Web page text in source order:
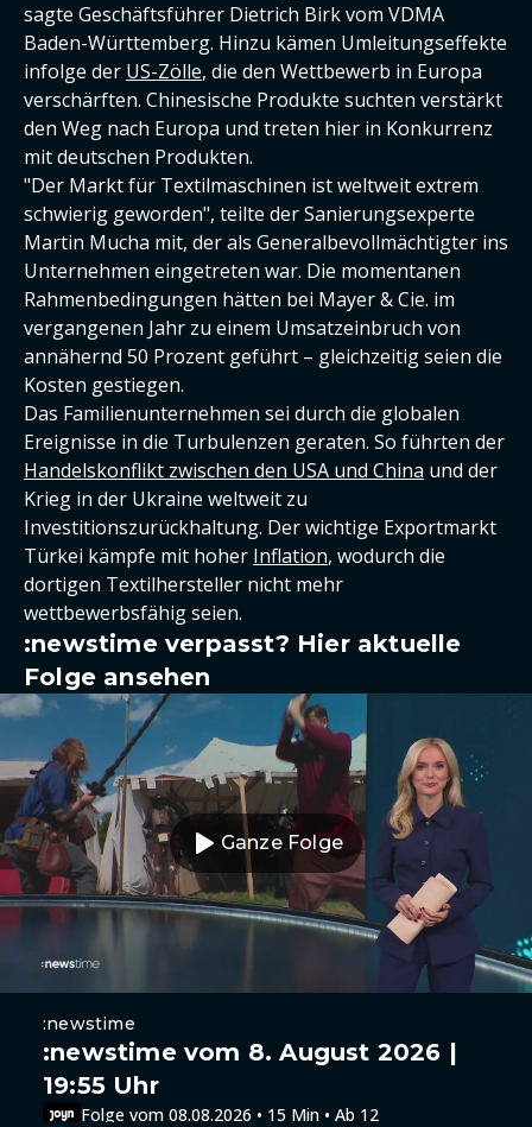
sagte Geschäftsführer Dietrich Birk vom VDMA
Baden-Württemberg. Hinzu kämen Umleitungseffekte
infolge der US-Zölle, die den Wettbewerb in Europa
verschärften. Chinesische Produkte suchten verstärkt
den Weg nach Europa und treten hier in Konkurrenz
mit deutschen Produkten.
"Der Markt für Textilmaschinen ist weltweit extrem
schwierig geworden", teilte der Sanierungsexperte
Martin Mucha mit, der als Generalbevollmächtigter ins
Unternehmen eingetreten war. Die momentanen
Rahmenbedingungen hätten bei Mayer & Cie. im
vergangenen Jahr zu einem Umsatzeinbruch von
annähernd 50 Prozent geführt – gleichzeitig seien die
Kosten gestiegen.
Das Familienunternehmen sei durch die globalen
Ereignisse in die Turbulenzen geraten. So führten der
Handelskonflikt zwischen den USA und China und der
Krieg in der Ukraine weltweit zu
Investitionszurückhaltung. Der wichtige Exportmarkt
Türkei kämpfe mit hoher Inflation, wodurch die
dortigen Textilhersteller nicht mehr
wettbewerbsfähig seien.
:newstime verpasst? Hier aktuelle
Folge ansehen
Ganze Folge
:newstime
:newstime vom 8. August 2026 |
19:55 Uhr
Folge vom 08.08.2026 • 15 Min • Ab 12